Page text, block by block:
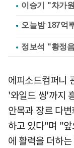
이승기 "차가
정보석 "황정
에피소드컴퍼니
'와일드 씽'까지
안목과 장르 다
하고 있다"며 "
에 활력을 더하